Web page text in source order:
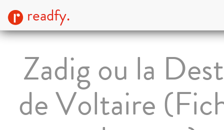
readfy.
Zadig ou la
de Voltaire